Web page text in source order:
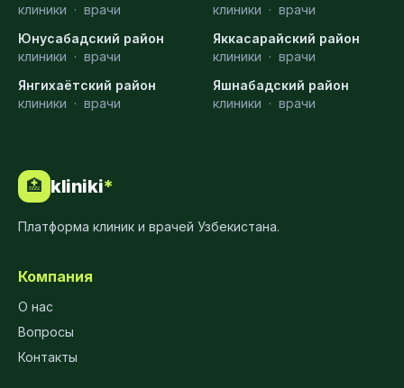
клиники · врачи
клиники · врачи
Юнусабадский район
клиники · врачи
Яккасарайский район
клиники · врачи
Янгихаётский район
клиники · врачи
Яшнабадский район
клиники · врачи
🏥 kliniki*
Платформа клиник и врачей Узбекистана.
Компания
О нас
Вопросы
Контакты